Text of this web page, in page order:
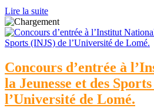
Lire la suite
Concours d’entrée à
la Jeunesse et des
l’Université de Lomé.